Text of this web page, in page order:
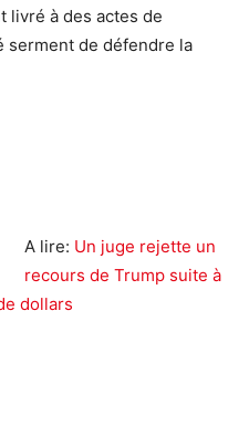
livré à des actes de
serment de défendre la
A lire: Un juge rejette un
recours de Trump suite à
dollars